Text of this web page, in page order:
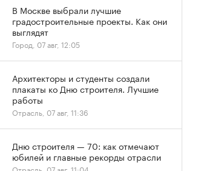
В Москве выбрали лучшие
градостроительные проекты. Как они
выглядят
Город, 07 авг, 12:05
Архитекторы и студенты создали
плакаты ко Дню строителя. Лучшие
работы
Отрасль, 07 авг, 11:36
Дню строителя — 70: как отмечают
юбилей и главные рекорды отрасли